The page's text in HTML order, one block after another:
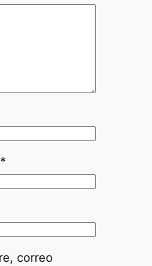
*
correo